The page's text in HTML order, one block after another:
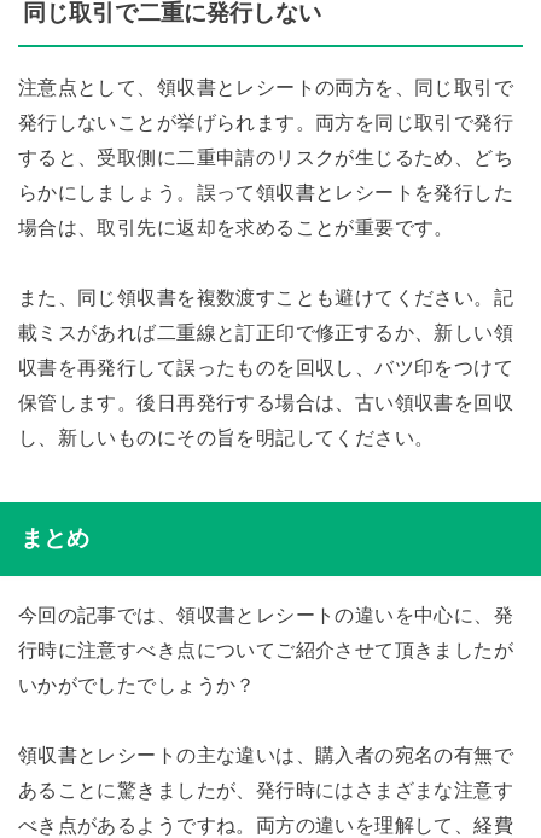
同じ取引で二重に発行しない
注意点として、領収書とレシートの両方を、同じ取引で
発行しないことが挙げられます。両方を同じ取引で発行
すると、受取側に二重申請のリスクが生じるため、どち
らかにしましょう。誤って領収書とレシートを発行した
場合は、取引先に返却を求めることが重要です。
また、同じ領収書を複数渡すことも避けてください。記
載ミスがあれば二重線と訂正印で修正するか、新しい領
収書を再発行して誤ったものを回収し、バツ印をつけて
保管します。後日再発行する場合は、古い領収書を回収
し、新しいものにその旨を明記してください。
まとめ
今回の記事では、領収書とレシートの違いを中心に、発
行時に注意すべき点についてご紹介させて頂きましたが
いかがでしたでしょうか？
領収書とレシートの主な違いは、購入者の宛名の有無で
あることに驚きましたが、発行時にはさまざまな注意す
べき点があるようですね。両方の違いを理解して、経費